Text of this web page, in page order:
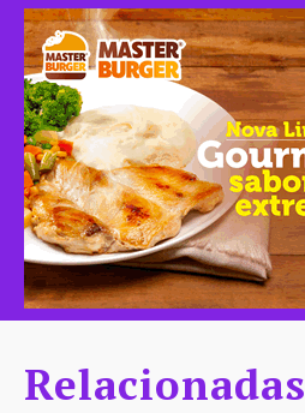
Relacionadas